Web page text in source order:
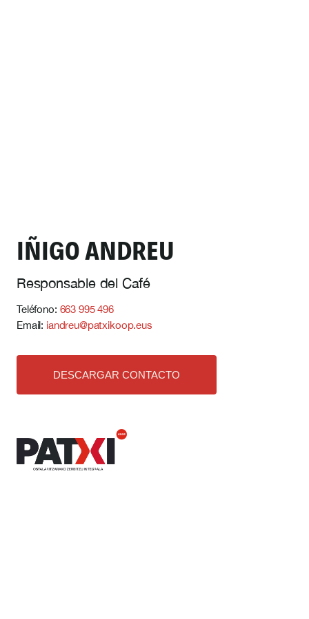
IÑIGO ANDREU
Responsable del Café
Teléfono: 663 995 496
Email: iandreu@patxikoop.eus
DESCARGAR CONTACTO